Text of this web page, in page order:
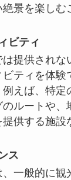
景を楽しむ
ビティ
提供されな
ティを体験
えば、特定
ルートや、
供する施設
ス
一般的に観